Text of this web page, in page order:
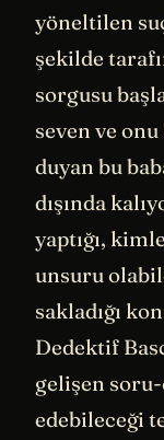
yöneltilen
şekilde
sorgusu
seven ve
duyan bu
dışında
yaptığı,
unsuru
sakladığı
Dedektif
gelişen
edebileceği